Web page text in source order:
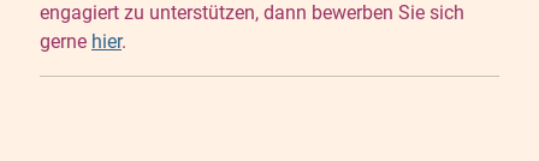
engagiert zu unterstützen, dann bewerben Sie sich
gerne hier.